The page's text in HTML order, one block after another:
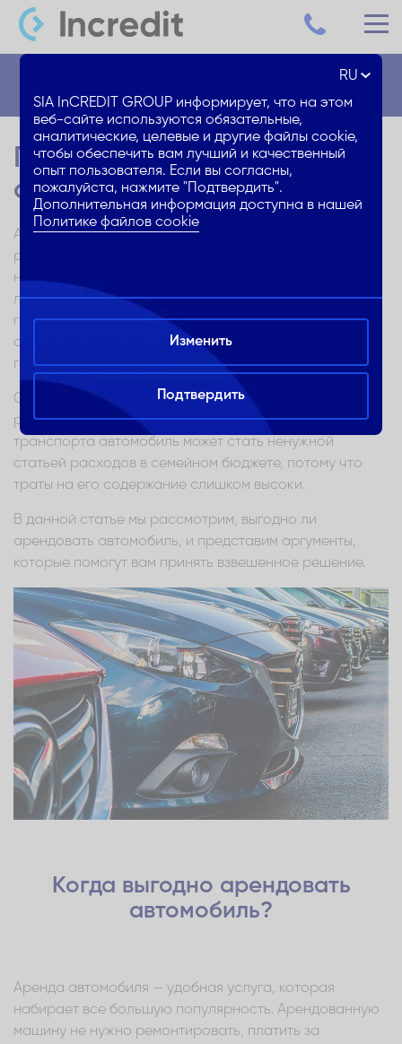
Покупка или аренда
автомобиля: что выгоднее?
Автомобиль уже давно перестал быть предметом
роскоши для большинства людей сегодня это
необходимость. По данным статистики количество
легковых автомобилей в Латвии растет с каждым
годом. Если в 2019 году количество легковых
автомобилей составляло 707 тысяч, то в начале 2023
года оно выросло до 769 тысяч.
С другой стороны в условиях жизни в городе с
развитой инфраструктурой общественного
транспорта автомобиль может стать ненужной
статьей расходов в семейном бюджете, потому что
траты на его содержание слишком высоки.
В данной статье мы рассмотрим, выгодно ли
арендовать автомобиль, и представим аргументы,
которые помогут вам принять взвешенное решение.
Когда выгодно арендовать
автомобиль?
Аренда автомобиля — удобная услуга, которая
набирает все большую популярность. Арендованную
машину не нужно ремонтировать, платить за
RU
SIA InCREDIT GROUP информирует, что на этом
веб-сайте используются обязательные,
аналитические, целевые и другие файлы cookie,
чтобы обеспечить вам лучший и качественный
опыт пользователя. Если вы согласны,
пожалуйста, нажмите "Подтвердить".
Дополнительная информация доступна в нашей
Политике файлов cookie
Изменить
Подтвердить